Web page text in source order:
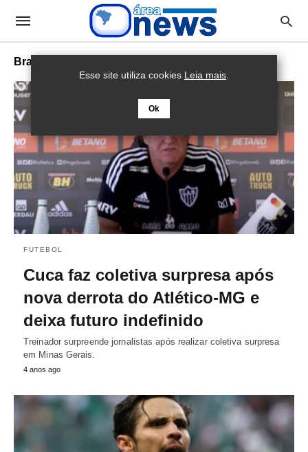
Brasileirão
FUTEBOL
Cuca faz coletiva surpresa após
nova derrota do Atlético-MG e
deixa futuro indefinido
Treinador surpreende jornalistas após realizar coletiva surpresa
em Minas Gerais.
4 anos ago
Esse site utiliza cookies Leia mais.
Ok